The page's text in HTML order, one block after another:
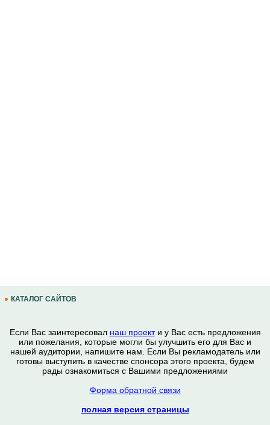
КАТАЛОГ САЙТОВ
Если Вас заинтересовал наш проекти у Вас есть предложения
или пожелания, которые могли бы улучшить его для Вас и
нашей аудитории, напишите нам. Если Вы рекламодатель или
готовы выступить в качестве спонсора этого проекта, будем
рады ознакомиться с Вашими предложениями
Форма обратной связи
полная версия страницы